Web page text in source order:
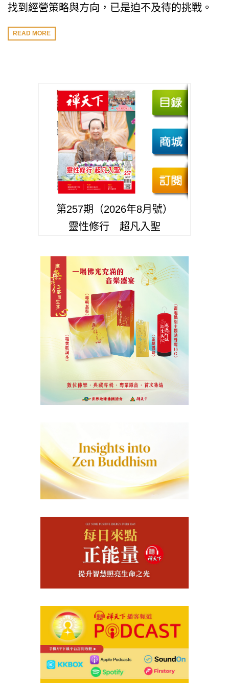
找到經營策略與方向，已是迫不及待的挑戰。
READ MORE
第257期（2026年8月號）
靈性修行 超凡入聖